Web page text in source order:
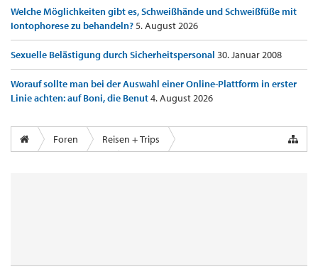
Welche Möglichkeiten gibt es, Schweißhände und Schweißfüße mit
Iontophorese zu behandeln?5. August 2026
Sexuelle Belästigung durch Sicherheitspersonal 30. Januar 2008
Worauf sollte man bei der Auswahl einer Online-Plattform in erster
Linie achten: auf Boni, die Benut4. August 2026
Foren
Reisen + Trips